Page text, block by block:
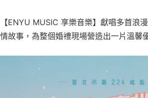
ENYU MUSIC 享樂音樂】獻唱多首浪
故事，為整個婚禮現場營造出一片溫馨